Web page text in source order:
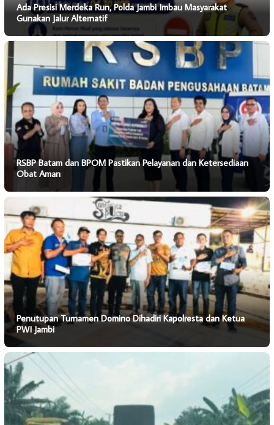
Ada Presisi Merdeka Run, Polda Jambi Imbau Masyarakat
Gunakan Jalur Alternatif
RSBP Batam dan BPOM Pastikan Pelayanan dan Ketersediaan
Obat Aman
Penutupan Turnamen Domino Dihadiri Kapolresta dan Ketua
PWI Jambi